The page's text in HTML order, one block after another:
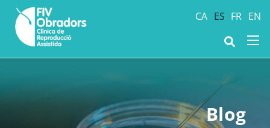
CA ES FR EN
Blog